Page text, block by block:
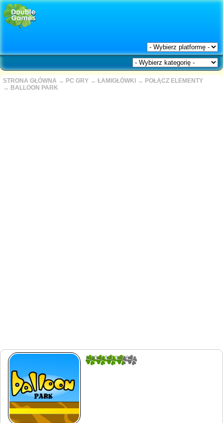
STRONA GŁÓWNA → PC GRY → ŁAMIGŁÓWKI → POŁĄCZ ELEMENTY
→ BALLOON PARK
2.404432132964